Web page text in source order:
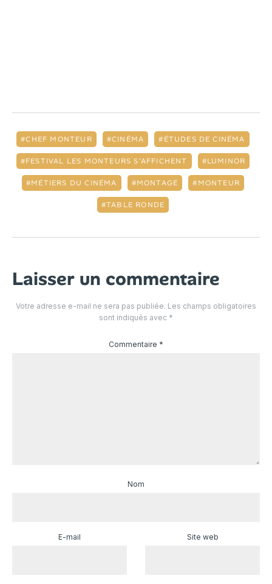
CHEF MONTEUR CINÉMA ÉTUDES DE CINÉMA
FESTIVAL LES MONTEURS S’AFFICHENT LUMINOR
MÉTIERS DU CINÉMA MONTAGE MONTEUR
TABLE RONDE
Laisser un commentaire
Votre adresse e-mail ne sera pas publiée. Les champs obligatoires
sont indiqués avec *
Commentaire *
Nom
E-mail Site web